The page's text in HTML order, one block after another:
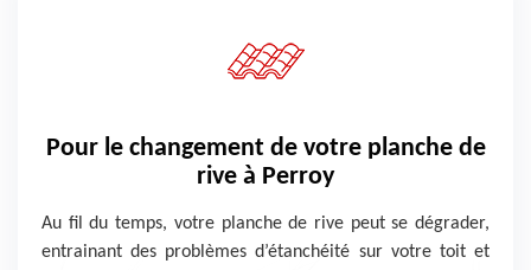
Pour le changement de votre planche de
rive à Perroy
Au fil du temps, votre planche de rive peut se dégrader,
entrainant des problèmes d’étanchéité sur votre toit et